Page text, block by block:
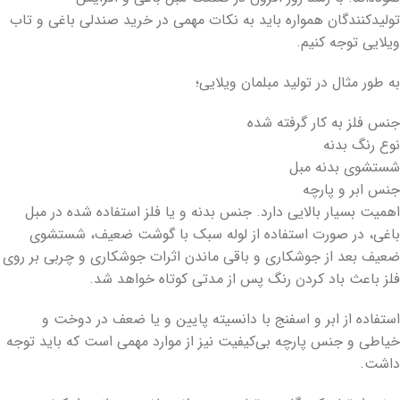
تولیدکنندگان همواره باید به نکات مهمی در خرید صندلی باغی و تاب
ویلایی توجه کنیم.
به طور مثال در تولید مبلمان ویلایی؛
جنس فلز به کار گرفته شده
نوع رنگ بدنه
شستشوی بدنه مبل
جنس ابر و پارچه
اهمیت بسیار بالایی دارد. جنس بدنه و یا فلز استفاده شده در مبل
باغی، در صورت استفاده از لوله سبک با گوشت ضعیف، شستشوی
ضعیف بعد از جوشکاری و باقی ماندن اثرات جوشکاری و چربی بر روی
فلز باعث باد کردن رنگ پس از مدتی کوتاه خواهد شد.
استفاده از ابر و اسفنج با دانسیته پایین و یا ضعف در دوخت و
خیاطی و جنس پارچه بی‌کیفیت نیز از موارد مهمی است که باید توجه
داشت.